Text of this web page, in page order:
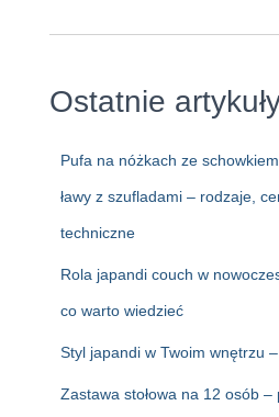
Ostatnie
Pufa na nóżkach ze
ławy z szufladami – rodzaje,
techniczne
Rola japandi couch w
co warto wiedzieć
Styl japandi w Twoim wnętrzu
Zastawa stołowa na 12 osób